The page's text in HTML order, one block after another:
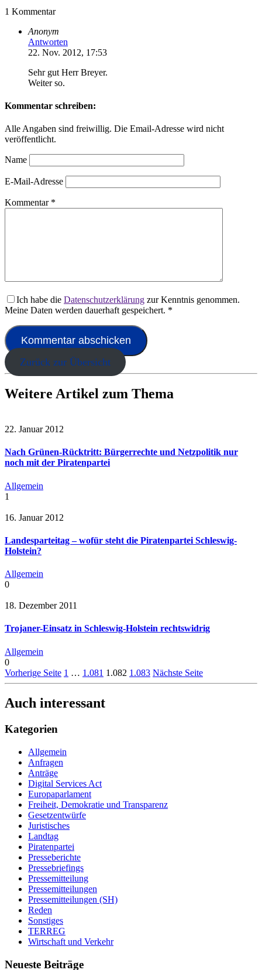
1 Kommentar
Anonym
Antworten
22. Nov. 2012, 17:53
Sehr gut Herr Breyer.
Weiter so.
Kommentar schreiben:
Alle Angaben sind freiwillig. Die Email-Adresse wird nicht
veröffentlicht.
Name
E-Mail-Adresse
Kommentar *
Ich habe die Datenschutzerklärung zur Kenntnis genommen.
Meine Daten werden dauerhaft gespeichert. *
Zurück zur Übersicht
Weitere Artikel zum Thema
22. Januar 2012
Nach Grünen-Rücktritt: Bürgerrechte und Netzpolitik nur
noch mit der Piratenpartei
Allgemein
1
16. Januar 2012
Landesparteitag – wofür steht die Piratenpartei Schleswig-
Holstein?
Allgemein
0
18. Dezember 2011
Trojaner-Einsatz in Schleswig-Holstein rechtswidrig
Allgemein
0
Vorherige Seite 1 … 1.081 1.082 1.083 Nächste Seite
Auch interessant
Kategorien
Allgemein
Anfragen
Anträge
Digital Services Act
Europaparlament
Freiheit, Demokratie und Transparenz
Gesetzentwürfe
Juristisches
Landtag
Piratenpartei
Presseberichte
Pressebriefings
Pressemitteilung
Pressemitteilungen
Pressemitteilungen (SH)
Reden
Sonstiges
TERREG
Wirtschaft und Verkehr
Neueste Beiträge